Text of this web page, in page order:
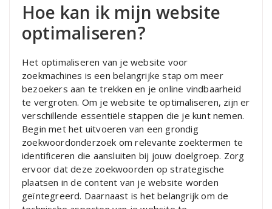
Hoe kan ik mijn website
optimaliseren?
Het optimaliseren van je website voor
zoekmachines is een belangrijke stap om meer
bezoekers aan te trekken en je online vindbaarheid
te vergroten. Om je website te optimaliseren, zijn er
verschillende essentiële stappen die je kunt nemen.
Begin met het uitvoeren van een grondig
zoekwoordonderzoek om relevante zoektermen te
identificeren die aansluiten bij jouw doelgroep. Zorg
ervoor dat deze zoekwoorden op strategische
plaatsen in de content van je website worden
geïntegreerd. Daarnaast is het belangrijk om de